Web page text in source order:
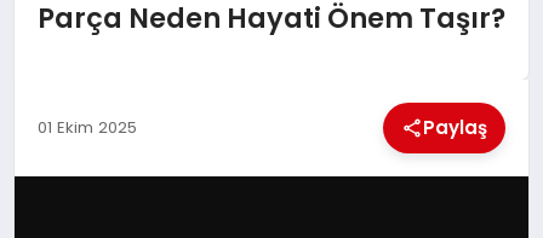
EĞITIM
MAGAZIN
Parça Neden Hayati Önem Taşır?
01 Ekim 2025 Paylaş